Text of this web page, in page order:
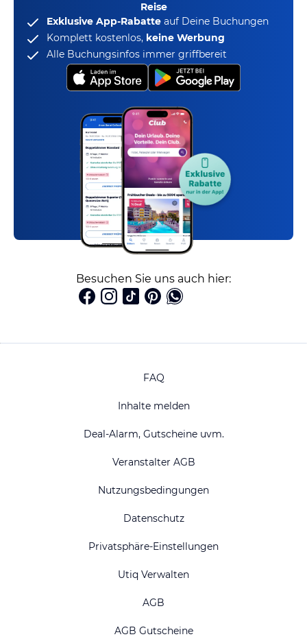
Reise
Exklusive App-Rabatte auf Deine Buchungen
Komplett kostenlos, keine Werbung
Alle Buchungsinfos immer griffbereit
Besuchen Sie uns auch hier:
FAQ
Inhalte melden
Deal-Alarm, Gutscheine uvm.
Veranstalter AGB
Nutzungsbedingungen
Datenschutz
Privatsphäre-Einstellungen
Utiq Verwalten
AGB
AGB Gutscheine